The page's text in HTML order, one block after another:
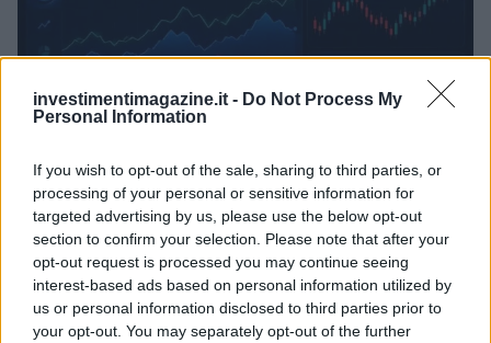
investimentimagazine.it - Do Not Process My
Personal Information
If you wish to opt-out of the sale, sharing to third parties, or
processing of your personal or sensitive information for
targeted advertising by us, please use the below opt-out
section to confirm your selection. Please note that after your
opt-out request is processed you may continue seeing
interest-based ads based on personal information utilized by
us or personal information disclosed to third parties prior to
your opt-out. You may separately opt-out of the further
Mercati in leggero rialzo, Bitcoin domina con il 56,7%
Andrea Innocenti · 10 Ago 2026